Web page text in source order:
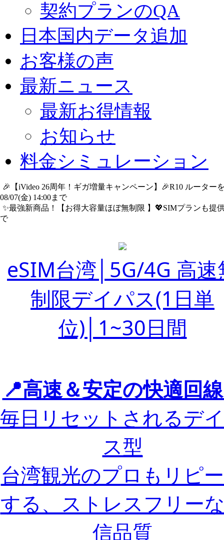
契約プランのQA
日本国内データ追加
お客様の声
最新ニュース
最新お得情報
お知らせ
料金シミュレーション
🎉【iVideo 26周年！ギガ増量キャンペーン】🎉R10 ルータ
08/07(金) 14:00まで
✨️最強新商品！【お得大容量ほぼ無制限 】💖SIMプランも提
で
eSIM台湾│5G/4G 高速
制限デイパス(1日単
位)│1~30日間
📍高速＆安定の快適回
毎日リセットされるデ
ス型
台湾観光のプロもリピ
する、ストレスフリー
信品質